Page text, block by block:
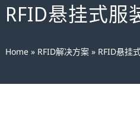
RFID悬挂式服
Home» RFID解决方案» RFID悬挂